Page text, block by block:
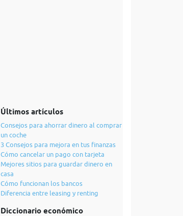
Últimos artículos
Consejos para ahorrar dinero al comprar
un coche
3 Consejos para mejora en tus finanzas
Cómo cancelar un pago con tarjeta
Mejores sitios para guardar dinero en
casa
Cómo funcionan los bancos
Diferencia entre leasing y renting
Diccionario económico